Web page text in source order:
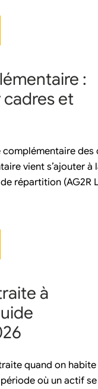
:
et
complémentaire
vient s’ajouter
répartition (AG2R
à
quand on
où un actif